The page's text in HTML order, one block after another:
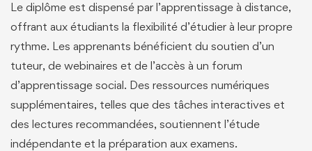
Le diplôme est dispensé par l’apprentissage à distance,
offrant aux étudiants la flexibilité d’étudier à leur propre
rythme. Les apprenants bénéficient du soutien d’un
tuteur, de webinaires et de l’accès à un forum
d’apprentissage social. Des ressources numériques
supplémentaires, telles que des tâches interactives et
des lectures recommandées, soutiennent l’étude
indépendante et la préparation aux examens.